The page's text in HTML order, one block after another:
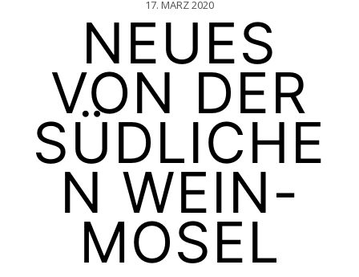
17. MÄRZ 2020
NEUES
VON DER
SÜDLICHE
N WEIN-
MOSEL